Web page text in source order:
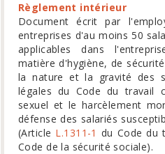
Règlement intérieur
Document écrit par
entreprises d'au moins 50
applicables dans
matière d'hygiène, de
la nature et la gravité des
légales du Code du travail
sexuel et le harcèlement
défense des salariés
(Article L.1311-1 du Code du
Code de la sécurité sociale).